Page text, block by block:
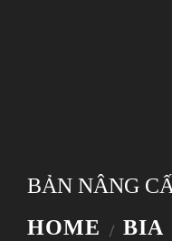
BẢN NÂNG
HOME
BIA